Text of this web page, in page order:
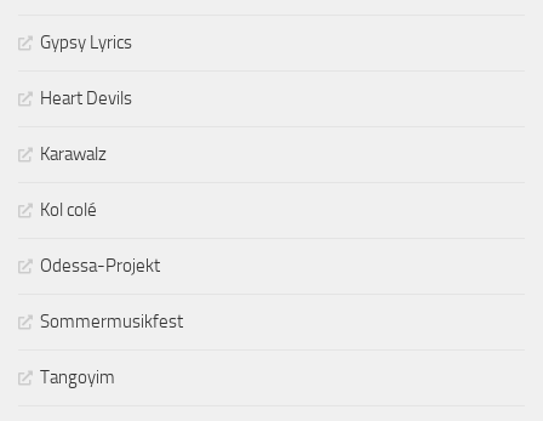
Gypsy Lyrics
Heart Devils
Karawalz
Kol colé
Odessa-Projekt
Sommermusikfest
Tangoyim